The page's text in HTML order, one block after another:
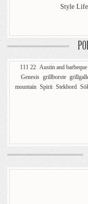
Style
111 22 Austin and barbeque
Genesis grillborste
mountain Spirit Stekbord